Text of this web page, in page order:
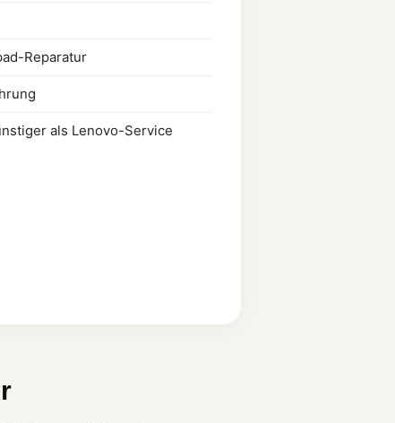
Reparatur
als Lenovo-Service